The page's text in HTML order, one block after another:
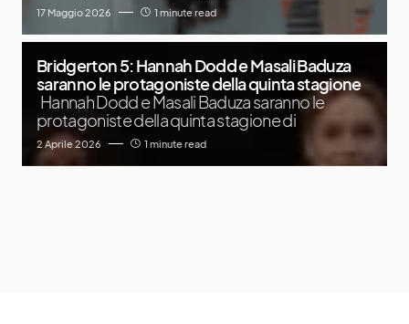
17 Maggio 2026 1 minute read
Bridgerton 5: Hannah Dodd e Masali Baduza
saranno le protagoniste della quinta stagione
Hannah Dodd e Masali Baduza saranno le
protagoniste della quinta stagione di
2 Aprile 2026 1 minute read